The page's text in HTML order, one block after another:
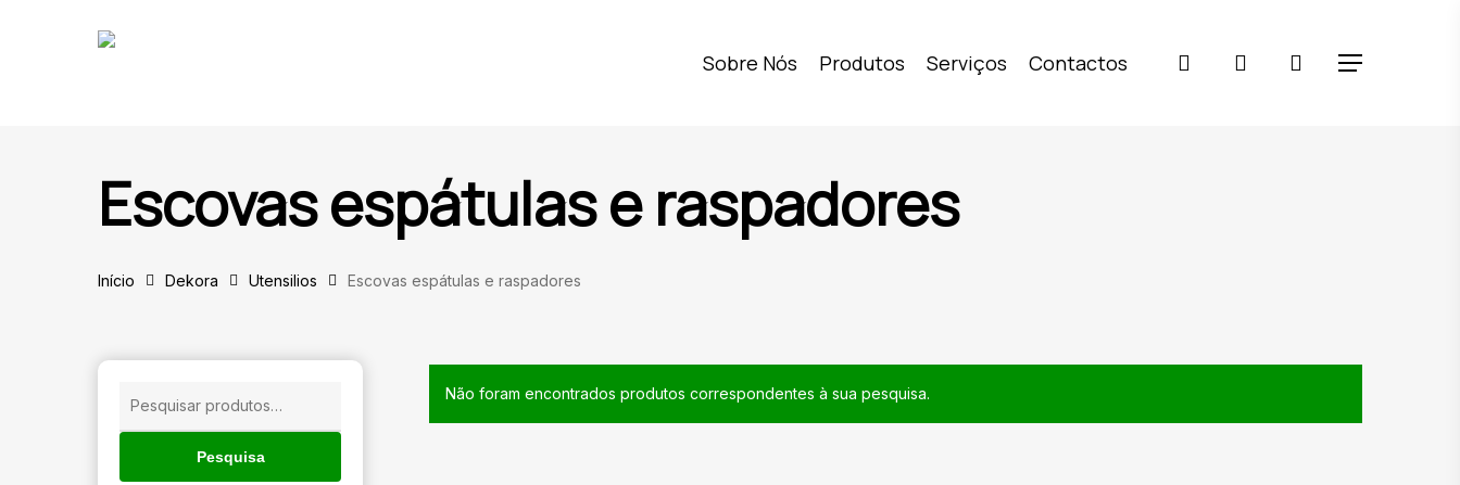
Sobre Nós Produtos Serviços Contactos pesquisaraccount Menu
Escovas espátulas e raspadores
Início Dekora Utensilios Escovas espátulas e raspadores
Pesquisa
Não foram encontrados produtos correspondentes à sua pesquisa.